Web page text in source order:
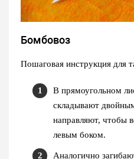
Бомбовоз
Пошаговая инструкция для
В прямоугольном
складывают
направляют, чтобы
левым боком.
Аналогично